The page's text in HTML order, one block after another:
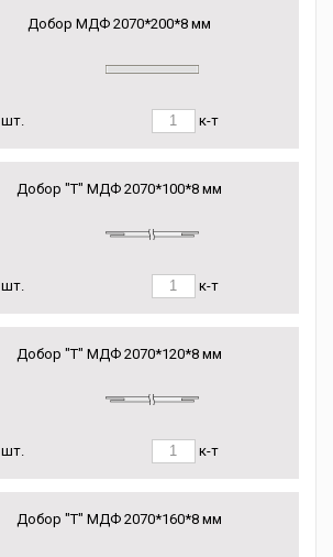
Добор МДФ 2070*200*8 мм
шт. к-т
Добор "Т" МДФ 2070*100*8 мм
шт. к-т
Добор "Т" МДФ 2070*120*8 мм
шт. к-т
Добор "Т" МДФ 2070*160*8 мм